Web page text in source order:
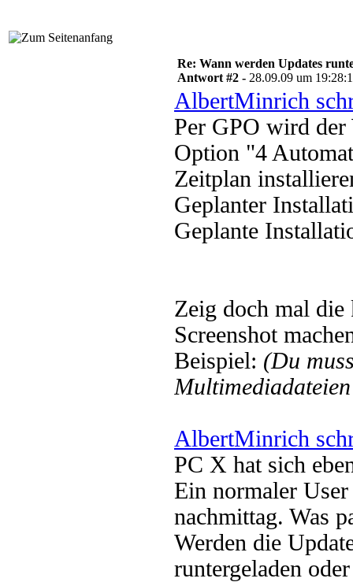
Re: Wann werden Updates
Antwort #2 - 28.09.09 um
AlbertMinrich
Per GPO wird
Option "4
Zeitplan
Geplanter
Geplante
Zeig doch mal die
Screenshot
Beispiel: (Du
AlbertMinrich
PC X hat sich
Ein normaler
nachmittag. Was
Werden die
runtergeladen